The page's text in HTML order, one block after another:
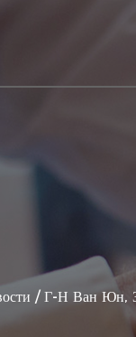
/ Г-Н Ван Юн,